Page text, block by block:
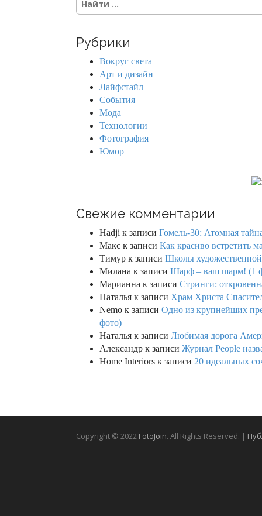
e
c
Рубрики
Вокруг света
Арт и дизайн
Лайфстайл
События
Мода
Технологии
Фотография
Юмор
Свежие комментарии
Hadji к записи Гомель-30: Атомная
Макс к записи Как красиво встретить
Тимур к записи Школы
Милана к записи Шарф – ваш шарм! (1
Марианна к записи Стринги:
Наталья к записи Храм Христа
Nemo к записи Одно из крупнейших
фото)
Наталья к записи Любимая дорога
Александр к записи Журнал People
Home Interiors к записи 20 идеальных
Copyright © 2022 FotoJoin. All Rights Reserved. |